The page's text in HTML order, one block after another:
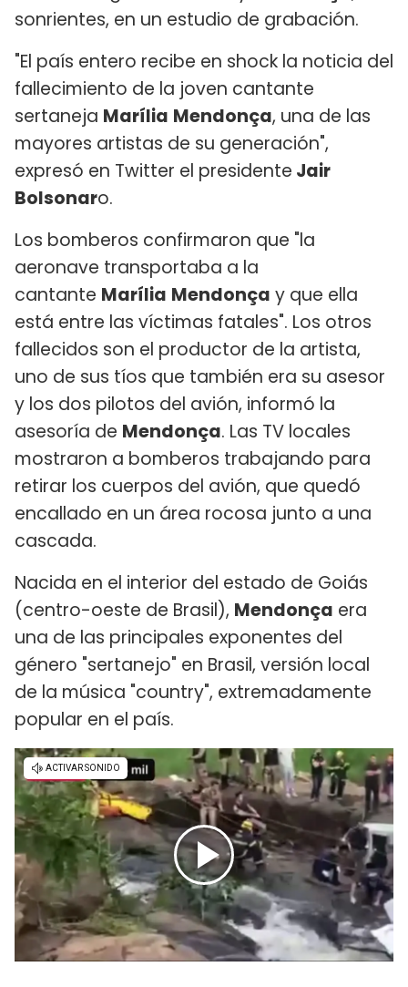
sonrientes, en un estudio de grabación.
"El país entero recibe en shock la noticia del
fallecimiento de la joven cantante
sertaneja Marília Mendonça, una de las
mayores artistas de su generación",
expresó en Twitter el presidente Jair
Bolsonaro.
Los bomberos confirmaron que "la
aeronave transportaba a la
cantante Marília Mendonça y que ella
está entre las víctimas fatales". Los otros
fallecidos son el productor de la artista,
uno de sus tíos que también era su asesor
y los dos pilotos del avión, informó la
asesoría de Mendonça. Las TV locales
mostraron a bomberos trabajando para
retirar los cuerpos del avión, que quedó
encallado en un área rocosa junto a una
cascada.
Nacida en el interior del estado de Goiás
(centro-oeste de Brasil), Mendonça era
una de las principales exponentes del
género "sertanejo" en Brasil, versión local
de la música "country", extremadamente
popular en el país.